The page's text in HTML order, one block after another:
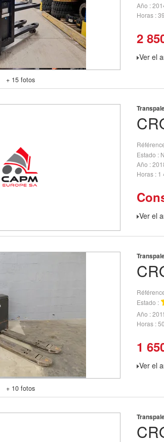
+ 15 fotos
Año
Horas
2
Ver el
Estado
Año
Horas 1
Ver el
+ 10 fotos
Estado
Año
Horas
1
Ver el